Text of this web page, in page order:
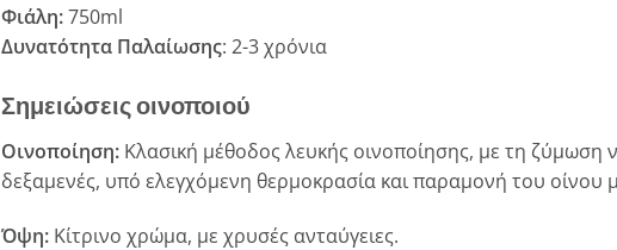
Φιάλη:750ml
Δυνατότητα Παλαίωσης: 2-3 χρόνια
Σημειώσεις οινοποιού
Οινοποίηση: Κλασική μέθοδος λευκής οινοποίησης, με τη ζύμωση
δεξαμενές, υπό ελεγχόμενη θερμοκρασία και παραμονή του οίνου
Όψη:Κίτρινο χρώμα, με χρυσές ανταύγειες.